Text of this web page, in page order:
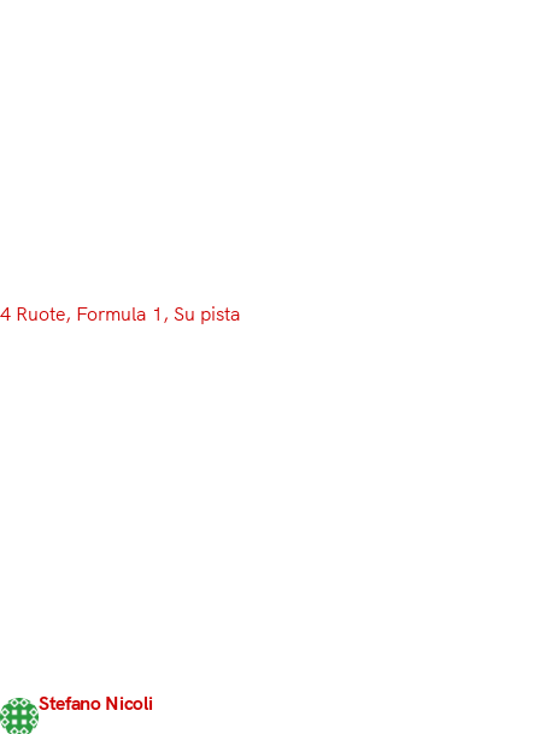
4 Ruote, Formula 1 , Su pista
Stefano Nicoli